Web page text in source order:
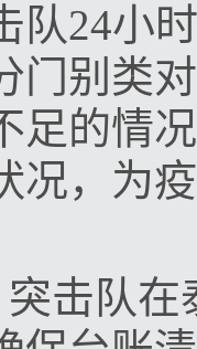
队24小
门别类
足的情
况，为
击队